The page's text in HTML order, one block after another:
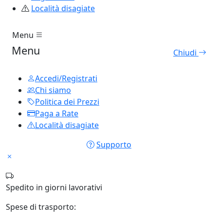
Località disagiate
Menu
Menu Chiudi
Accedi/Registrati
Chi siamo
Politica dei Prezzi
Paga a Rate
Località disagiate
Supporto
Spedito in giorni lavorativi
Spese di trasporto: